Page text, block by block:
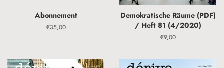
Abonnement
Normaler
€35,00
Demokratische Räume (PDF)
/ Heft 81 (4/2020)
Normaler
€9,00